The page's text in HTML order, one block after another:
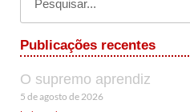
Publicações recentes
O supremo aprendiz
5 de agosto de 2026